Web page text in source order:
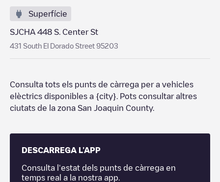
Superfície
SJCHA 448 S. Center St
431 South El Dorado Street 95203
Consulta tots els punts de càrrega per a vehicles
elèctrics disponibles a {city} . Pots consultar altres
ciutats de la zona San Joaquin County.
DESCARREGA L'APP
Consulta l'estat dels punts de càrrega en
temps real a la nostra app.